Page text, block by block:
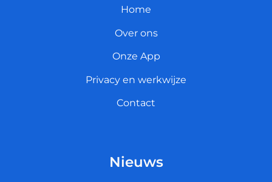
Home
Over ons
Onze App
Privacy en werkwijze
Contact
Nieuws